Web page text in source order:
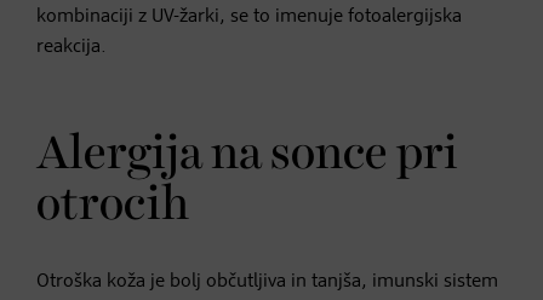
kombinaciji z UV-žarki, se to imenuje fotoalergijska
reakcija.
Alergija na sonce pri
otrocih
Otroška koža je bolj občutljiva in tanjša, imunski sistem